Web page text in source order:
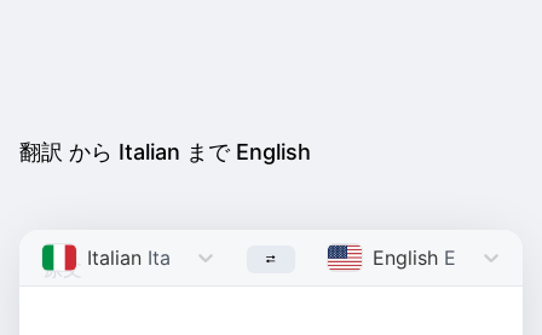
翻訳 から Italian まで English
Italian Italian English English